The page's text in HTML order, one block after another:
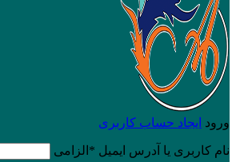
ورود ایجاد حساب کاربری
نام کاربری یا آدرس ایمیل * الزامی